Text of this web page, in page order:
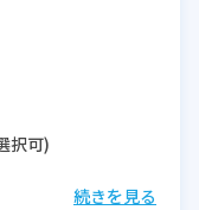
択可)
続きを見る